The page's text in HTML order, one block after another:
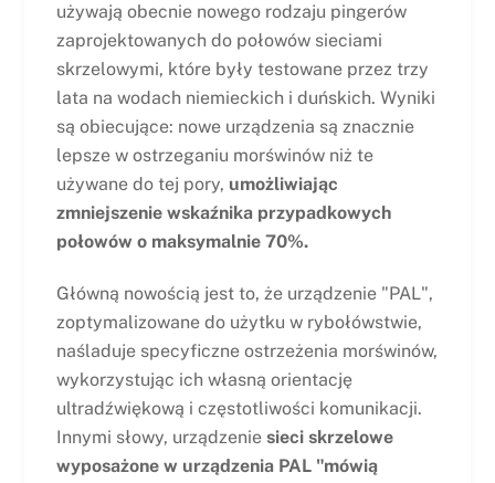
używają obecnie nowego rodzaju pingerów
zaprojektowanych do połowów sieciami
skrzelowymi, które były testowane przez trzy
lata na wodach niemieckich i duńskich. Wyniki
są obiecujące: nowe urządzenia są znacznie
lepsze w ostrzeganiu morświnów niż te
używane do tej pory, umożliwiając
zmniejszenie wskaźnika przypadkowych
połowów o maksymalnie 70%.
Główną nowością jest to, że urządzenie "PAL",
zoptymalizowane do użytku w rybołówstwie,
naśladuje specyficzne ostrzeżenia morświnów,
wykorzystując ich własną orientację
ultradźwiękową i częstotliwości komunikacji.
Innymi słowy, urządzenie sieci skrzelowe
wyposażone w urządzenia PAL "mówią